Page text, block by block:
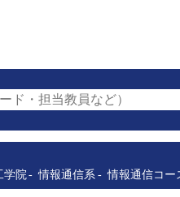
ド・担当教員など）
学院 情報通信系 情報通信コー